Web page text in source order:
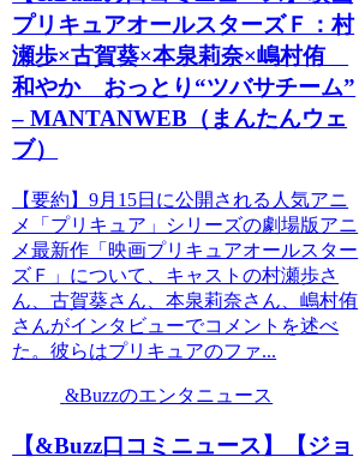
プリキュアオールスターズＦ：村
瀬歩×古賀葵×本泉莉奈×嶋村侑
和やか おっとり“ツバサチーム”
– MANTANWEB（まんたんウェ
ブ）
【要約】9月15日に公開される人気アニ
メ「プリキュア」シリーズの劇場版アニ
メ最新作「映画プリキュアオールスター
ズＦ」について、キャストの村瀬歩さ
ん、古賀葵さん、本泉莉奈さん、嶋村侑
さんがインタビューでコメントを述べ
た。彼らはプリキュアのファ...
&Buzzのエンタニュース
【&Buzz口コミニュース】【ジョ